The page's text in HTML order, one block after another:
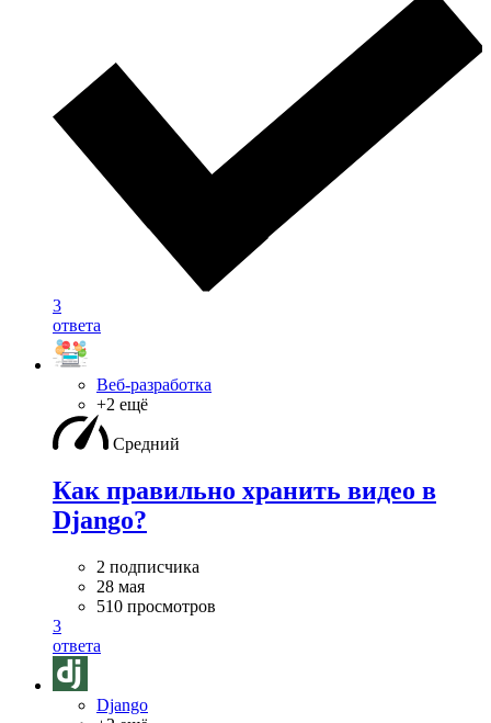
3
ответа
Веб-разработка
+2 ещё
Средний
Как правильно хранить видео в
Django?
2 подписчика
28 мая
510 просмотров
3
ответа
Django